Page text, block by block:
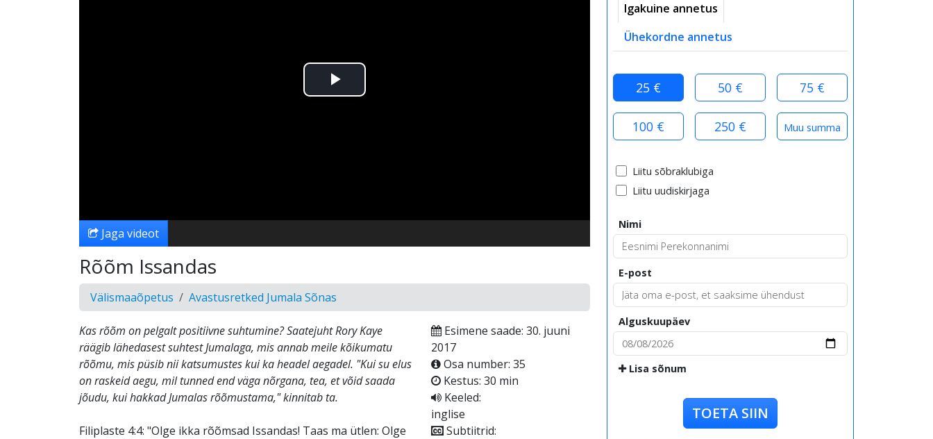
Esita
Jaga videot
Rõõm Issandas
Välismaaõpetus Avastusretked Jumala Sõnas
Kas rõõm on pelgalt positiivne suhtumine? Saatejuht Rory Kaye
räägib lähedasest suhtest Jumalaga, mis annab meile kõikumatu
rõõmu, mis püsib nii katsumustes kui ka headel aegadel. "Kui su elus
on raskeid aegu, mil tunned end väga nõrgana, tea, et võid saada
jõudu, kui hakkad Jumalas rõõmustama," kinnitab ta.
Filiplaste 4:4: "Olge ikka rõõmsad Issandas! Taas ma ütlen: Olge
Esimene saade: 30. juuni
2017
Osa number: 35
Kestus: 30 min
Keeled:
inglise
Subtiitrid:
Igakuine annetus
Ühekordne annetus
25 € 50 € 75 €
100 € 250 €
Liitu sõbraklubiga
Liitu uudiskirjaga
Nimi
E-post
Alguskuupäev
Lisa sõnum
TOETA SIIN